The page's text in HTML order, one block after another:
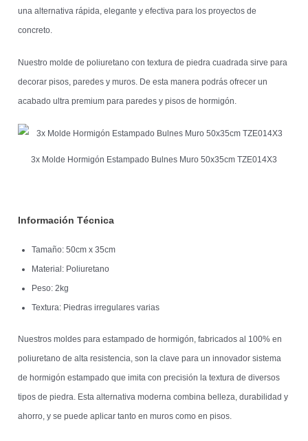
una alternativa rápida, elegante y efectiva para los proyectos de
concreto.
Nuestro molde de poliuretano con textura de piedra cuadrada sirve para
decorar pisos, paredes y muros. De esta manera podrás ofrecer un
acabado ultra premium para paredes y pisos de hormigón.
3x Molde Hormigón Estampado Bulnes Muro 50x35cm TZE014X3
Información Técnica
Tamaño: 50cm x 35cm
Material: Poliuretano
Peso: 2kg
Textura: Piedras irregulares varias
Nuestros moldes para estampado de hormigón, fabricados al 100% en
poliuretano de alta resistencia, son la clave para un innovador sistema
de hormigón estampado que imita con precisión la textura de diversos
tipos de piedra. Esta alternativa moderna combina belleza, durabilidad y
ahorro, y se puede aplicar tanto en muros como en pisos.